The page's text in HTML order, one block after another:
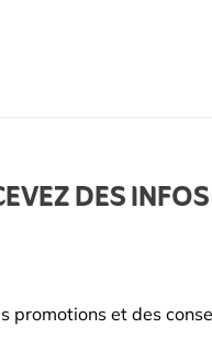
DES
promotions et des